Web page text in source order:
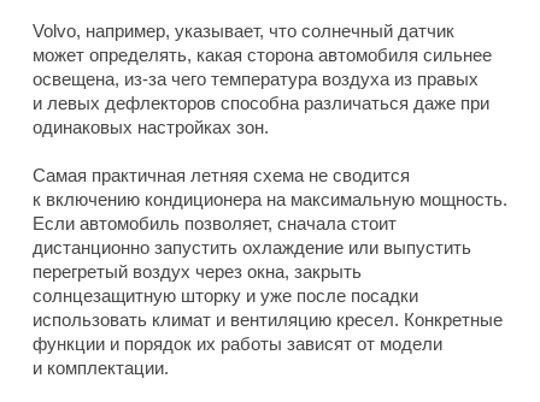
Volvo, например, указывает, что солнечный датчик
может определять, какая сторона автомобиля сильнее
освещена, из-за чего температура воздуха из правых
и левых дефлекторов способна различаться даже при
одинаковых настройках зон.
Самая практичная летняя схема не сводится
к включению кондиционера на максимальную мощность.
Если автомобиль позволяет, сначала стоит
дистанционно запустить охлаждение или выпустить
перегретый воздух через окна, закрыть
солнцезащитную шторку и уже после посадки
использовать климат и вентиляцию кресел. Конкретные
функции и порядок их работы зависят от модели
и комплектации.